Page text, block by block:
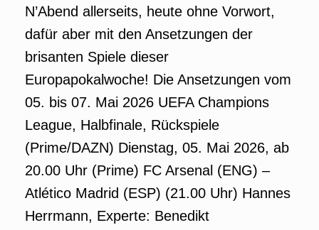
N’Abend allerseits, heute ohne Vorwort,
dafür aber mit den Ansetzungen der
brisanten Spiele dieser
Europapokalwoche! Die Ansetzungen vom
05. bis 07. Mai 2026 UEFA Champions
League, Halbfinale, Rückspiele
(Prime/DAZN) Dienstag, 05. Mai 2026, ab
20.00 Uhr (Prime) FC Arsenal (ENG) –
Atlético Madrid (ESP) (21.00 Uhr) Hannes
Herrmann, Experte: Benedikt